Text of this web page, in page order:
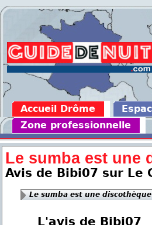
Accueil Drôme
Zone professionnelle
Le sumba est une
Avis de Bibi07 sur Le
Le sumba est une
L'avis de Bibi07